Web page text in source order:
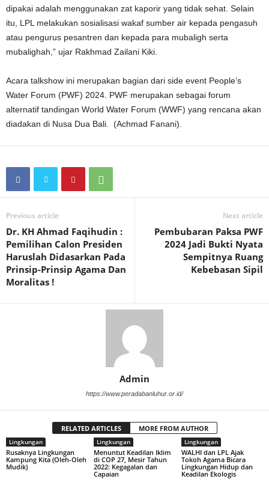
dipakai adalah menggunakan zat kaporir yang tidak sehat. Selain
itu, LPL melakukan sosialisasi wakaf sumber air kepada pengasuh
atau pengurus pesantren dan kepada para mubaligh serta
mubalighah,” ujar Rakhmad Zailani Kiki.
Acara talkshow ini merupakan bagian dari side event People’s
Water Forum (PWF) 2024. PWF merupakan sebagai forum
alternatif tandingan World Water Forum (WWF) yang rencana akan
diadakan di Nusa Dua Bali. (Achmad Fanani).
Previous article
Dr. KH Ahmad Faqihudin :
Pemilihan Calon Presiden
Haruslah Didasarkan Pada
Prinsip-Prinsip Agama Dan
Moralitas !
Next article
Pembubaran Paksa PWF
2024 Jadi Bukti Nyata
Sempitnya Ruang
Kebebasan Sipil
Admin
https://www.peradabanluhur.or.id/
RELATED ARTICLES MORE FROM AUTHOR
Lingkungan
Rusaknya Lingkungan
Kampung Kita (Oleh-Oleh
Mudik)
Lingkungan
Menuntut Keadilan Iklim
di COP 27, Mesir Tahun
2022: Kegagalan dan
Capaian
Lingkungan
WALHI dan LPL Ajak
Tokoh Agama Bicara
Lingkungan Hidup dan
Keadilan Ekologis